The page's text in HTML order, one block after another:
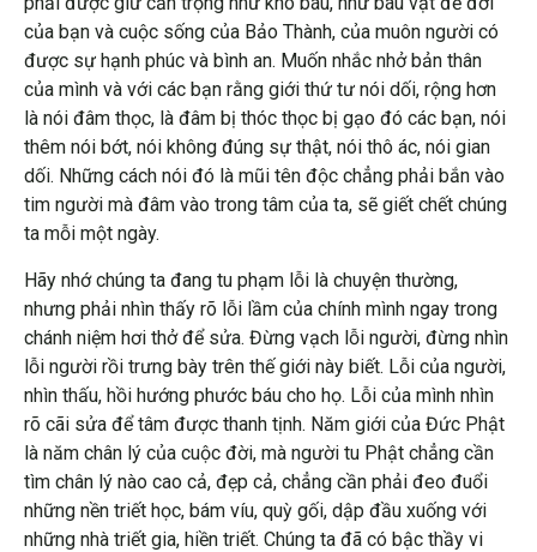
của bạn và cuộc sống của Bảo Thành, của muôn người có
được sự hạnh phúc và bình an. Muốn nhắc nhở bản thân
của mình và với các bạn rằng giới thứ tư nói dối, rộng hơn
là nói đâm thọc, là đâm bị thóc thọc bị gạo đó các bạn, nói
thêm nói bớt, nói không đúng sự thật, nói thô ác, nói gian
dối. Những cách nói đó là mũi tên độc chẳng phải bắn vào
tim người mà đâm vào trong tâm của ta, sẽ giết chết chúng
ta mỗi một ngày.
Hãy nhớ chúng ta đang tu phạm lỗi là chuyện thường,
nhưng phải nhìn thấy rõ lỗi lầm của chính mình ngay trong
chánh niệm hơi thở để sửa. Đừng vạch lỗi người, đừng nhìn
lỗi người rồi trưng bày trên thế giới này biết. Lỗi của người,
nhìn thấu, hồi hướng phước báu cho họ. Lỗi của mình nhìn
rõ cãi sửa để tâm được thanh tịnh. Năm giới của Đức Phật
là năm chân lý của cuộc đời, mà người tu Phật chẳng cần
tìm chân lý nào cao cả, đẹp cả, chẳng cần phải đeo đuổi
những nền triết học, bám víu, quỳ gối, dập đầu xuống với
những nhà triết gia, hiền triết. Chúng ta đã có bậc thầy vi